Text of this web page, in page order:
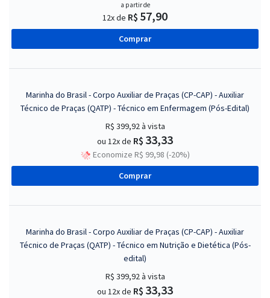
a partir de
12x de R$ 57,90
Comprar
Marinha do Brasil - Corpo Auxiliar de Praças (CP-CAP) - Auxiliar
Técnico de Praças (QATP) - Técnico em Enfermagem (Pós-Edital)
R$ 399,92à vista
ou 12x de R$ 33,33
Economize R$ 99,98 (-20%)
Comprar
Marinha do Brasil - Corpo Auxiliar de Praças (CP-CAP) - Auxiliar
Técnico de Praças (QATP) - Técnico em Nutrição e Dietética (Pós-
edital)
R$ 399,92à vista
ou 12x de R$ 33,33